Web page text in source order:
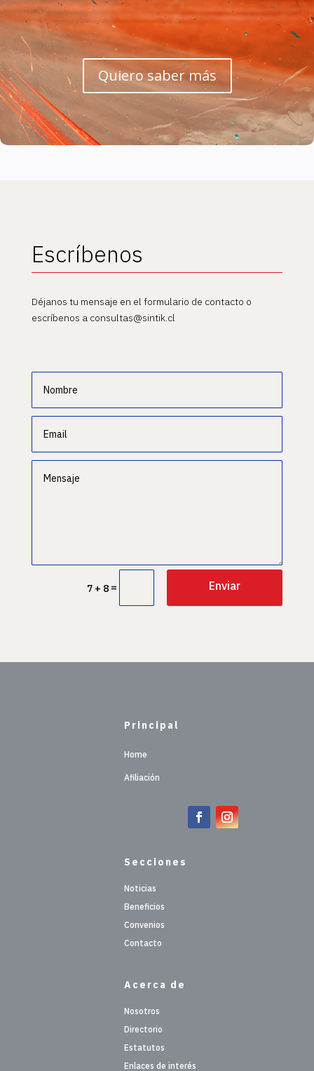
Quiero saber más
Escríbenos
Déjanos tu mensaje en el formulario de contacto o
escríbenos a consultas@sintik.cl
7 + 8 = Enviar
Principal
Home
Afiliación
Secciones
Noticias
Beneficios
Convenios
Contacto
Acerca de
Nosotros
Directorio
Estatutos
Enlaces de interés